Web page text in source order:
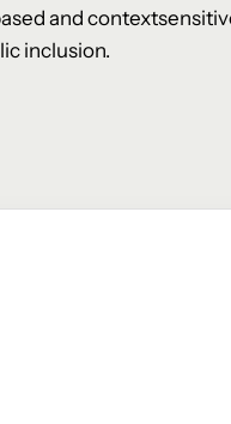
and
inclusion.